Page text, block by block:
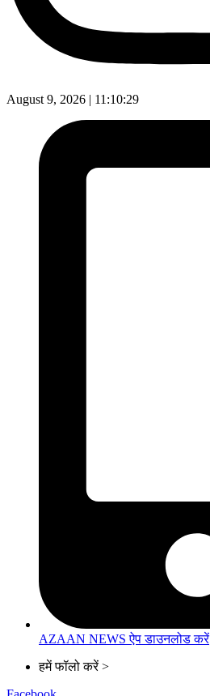
August 9, 2026 | 11:10:30
AZAAN NEWS ऐप डाउनलोड करें
हमें फॉलो करें >